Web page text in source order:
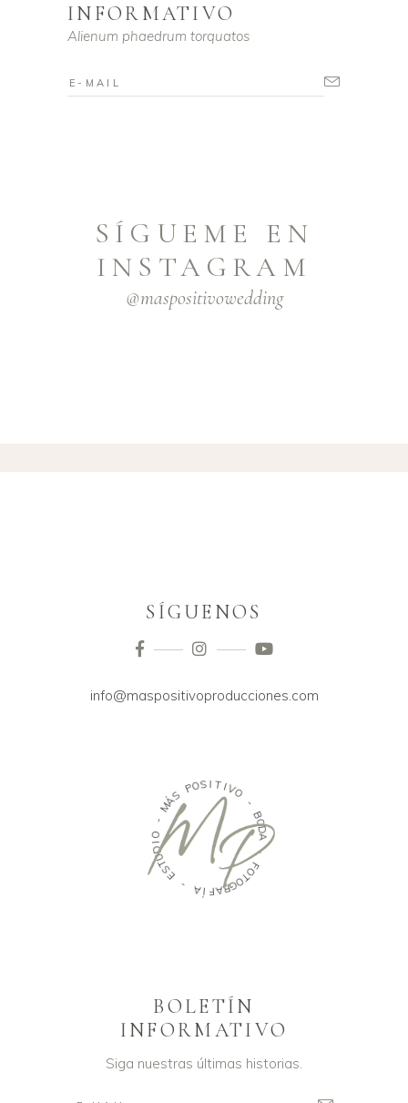
INFORMATIVO
Alienum phaedrum torquatos
SÍGUEME EN
INSTAGRAM
@maspositivowedding
SÍGUENOS
info@maspositivoproducciones.com
-
MÁS PO S ITIV O
-
B
O
D
A
-
F
O
T
O
G
R
A
F
A
-
E
S
T
U
D
O
BOLETÍN
INFORMATIVO
Siga nuestras últimas historias.